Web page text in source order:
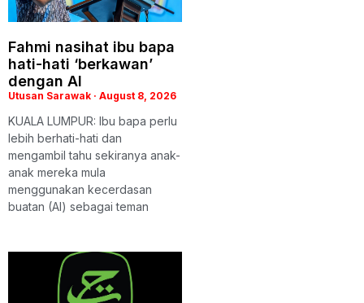
Fahmi nasihat ibu bapa
hati-hati ‘berkawan’
dengan AI
Utusan Sarawak August 8, 2026
KUALA LUMPUR: Ibu bapa perlu
lebih berhati-hati dan
mengambil tahu sekiranya anak-
anak mereka mula
menggunakan kecerdasan
buatan (AI) sebagai teman